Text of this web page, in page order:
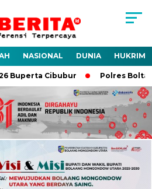
NASIONAL DUNIA HUKRIM
Buperta Cibubur Polres